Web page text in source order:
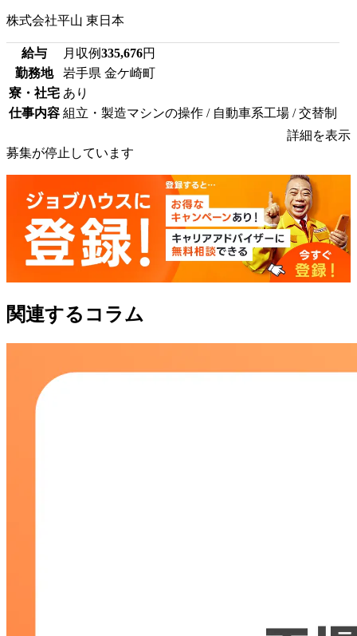
株式会社平山 東日本
給与 月収例335,676円
勤務地
岩手県 金ケ崎町
寮・社宅 あり
仕事内容 組立・製造マシンの操作 / 自動車系工場 / 交替制
詳細を表示
募集が停止しています
関連するコラム